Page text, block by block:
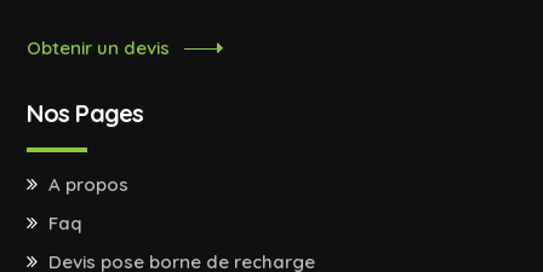
Obtenir un devis
Nos Pages
A propos
Faq
Devis pose borne de recharge